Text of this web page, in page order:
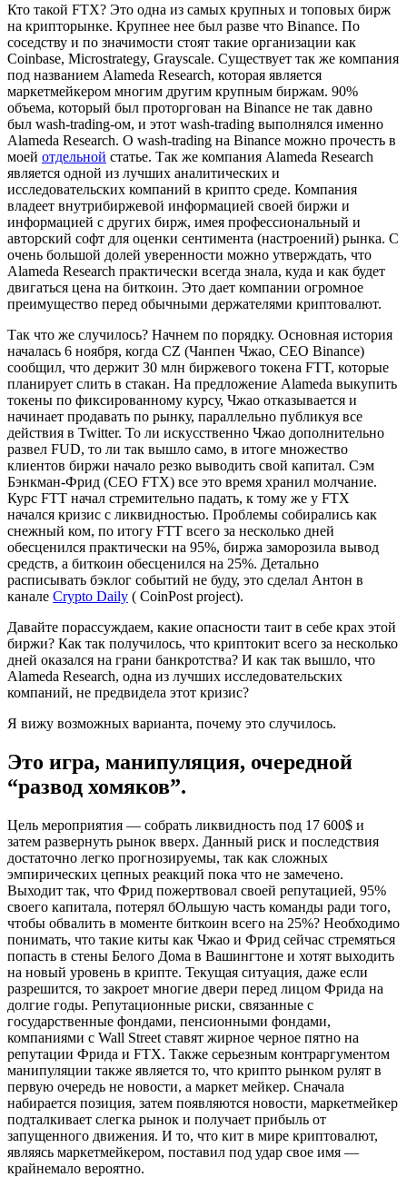
Кто такой FTX? Это одна из самых крупных и топовых бирж
на крипторынке. Крупнее нее был разве что Binance. По
соседству и по значимости стоят такие организации как
Coinbase, Microstrategy, Grayscale. Существует так же компания
под названием Alameda Research, которая является
маркетмейкером многим другим крупным биржам. 90%
объема, который был проторгован на Binance не так давно
был wash-trading-ом, и этот wash-trading выполнялся именно
Alameda Research. О wash-trading на Binance можно прочесть в
моей отдельной статье. Так же компания Alameda Research
является одной из лучших аналитических и
исследовательских компаний в крипто среде. Компания
владеет внутрибиржевой информацией своей биржи и
информацией с других бирж, имея профессиональный и
авторский софт для оценки сентимента (настроений) рынка. С
очень большой долей уверенности можно утверждать, что
Alameda Research практически всегда знала, куда и как будет
двигаться цена на биткоин. Это дает компании огромное
преимущество перед обычными держателями криптовалют.
Так что же случилось? Начнем по порядку. Основная история
началась 6 ноября, когда CZ (Чанпен Чжао, CEO Binance)
сообщил, что держит 30 млн биржевого токена FTT, которые
планирует слить в стакан. На предложение Alameda выкупить
токены по фиксированному курсу, Чжао отказывается и
начинает продавать по рынку, параллельно публикуя все
действия в Twitter. То ли искусственно Чжао дополнительно
развел FUD, то ли так вышло само, в итоге множество
клиентов биржи начало резко выводить свой капитал. Сэм
Бэнкман-Фрид (CEO FTX) все это время хранил молчание.
Курс FTT начал стремительно падать, к тому же у FTX
начался кризис с ликвидностью. Проблемы собирались как
снежный ком, по итогу FTT всего за несколько дней
обесценился практически на 95%, биржа заморозила вывод
средств, а биткоин обесценился на 25%. Детально
расписывать бэклог событий не буду, это сделал Антон в
канале Crypto Daily ( CoinPost project).
Давайте порассуждаем, какие опасности таит в себе крах этой
биржи? Как так получилось, что криптокит всего за несколько
дней оказался на грани банкротства? И как так вышло, что
Alameda Research, одна из лучших исследовательских
компаний, не предвидела этот кризис?
Я вижу возможных варианта, почему это случилось.
Это игра, манипуляция, очередной
“развод хомяков”.
Цель мероприятия — собрать ликвидность под 17 600$ и
затем развернуть рынок вверх. Данный риск и последствия
достаточно легко прогнозируемы, так как сложных
эмпирических цепных реакций пока что не замечено.
Выходит так, что Фрид пожертвовал своей репутацией, 95%
своего капитала, потерял бОльшую часть команды ради того,
чтобы обвалить в моменте биткоин всего на 25%? Необходимо
понимать, что такие киты как Чжао и Фрид сейчас стремяться
попасть в стены Белого Дома в Вашингтоне и хотят выходить
на новый уровень в крипте. Текущая ситуация, даже если
разрешится, то закроет многие двери перед лицом Фрида на
долгие годы. Репутационные риски, связанные с
государственные фондами, пенсионными фондами,
компаниями с Wall Street ставят жирное черное пятно на
репутации Фрида и FTX. Также серьезным контраргументом
манипуляции также является то, что крипто рынком рулят в
первую очередь не новости, а маркет мейкер. Сначала
набирается позиция, затем появляются новости, маркетмейкер
подталкивает слегка рынок и получает прибыль от
запущенного движения. И то, что кит в мире криптовалют,
являясь маркетмейкером, поставил под удар свое имя —
крайнемало вероятно.